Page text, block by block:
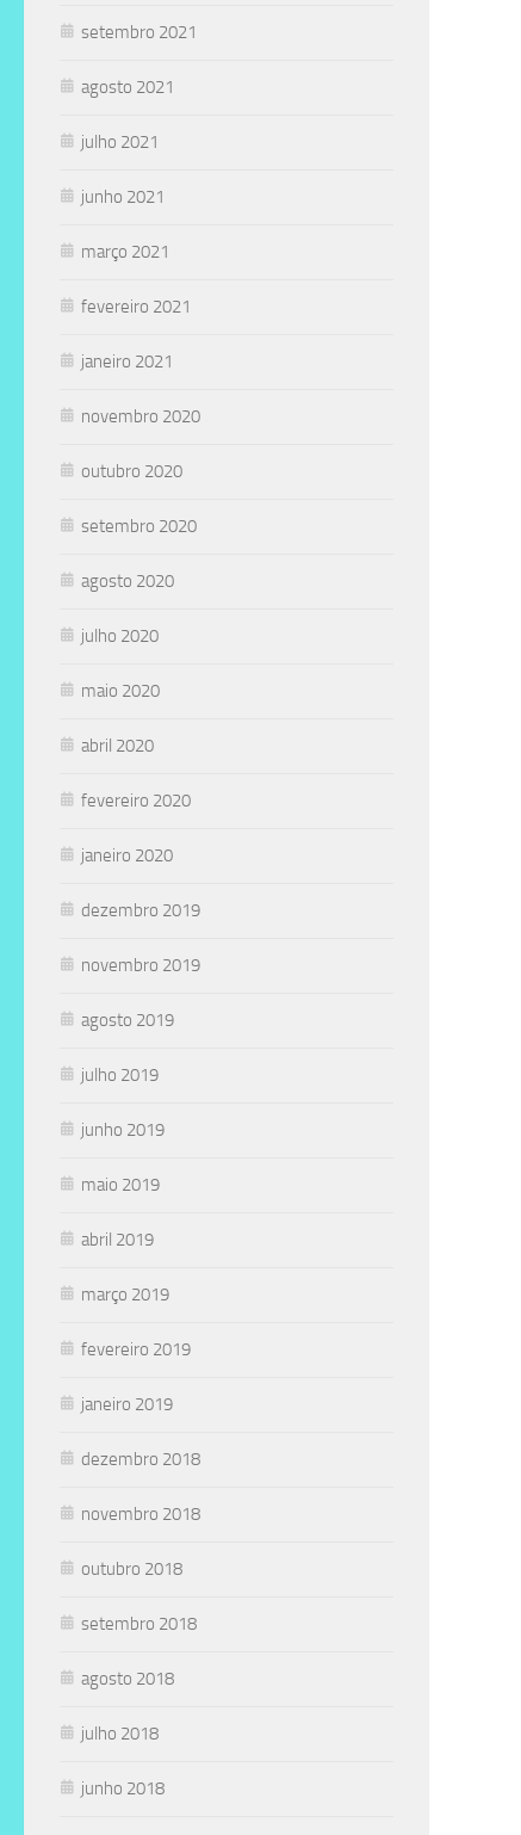
setembro 2021
agosto 2021
julho 2021
junho 2021
março 2021
fevereiro 2021
janeiro 2021
novembro 2020
outubro 2020
setembro 2020
agosto 2020
julho 2020
maio 2020
abril 2020
fevereiro 2020
janeiro 2020
dezembro 2019
novembro 2019
agosto 2019
julho 2019
junho 2019
maio 2019
abril 2019
março 2019
fevereiro 2019
janeiro 2019
dezembro 2018
novembro 2018
outubro 2018
setembro 2018
agosto 2018
julho 2018
junho 2018